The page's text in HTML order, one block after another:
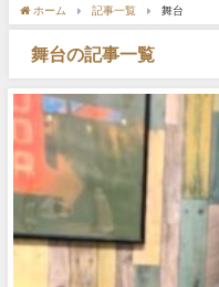
ホーム 記事一覧 舞台
舞台の記事一覧